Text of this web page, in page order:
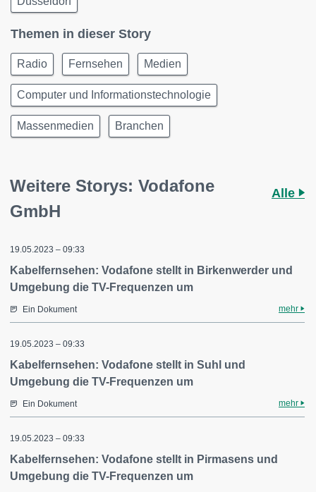
Themen in dieser Story
Radio Fernsehen Medien
Computer und Informationstechnologie
Massenmedien Branchen
Weitere Storys: Vodafone
GmbH
Alle
19.05.2023 – 09:33
Kabelfernsehen: Vodafone stellt in Birkenwerder und
Umgebung die TV-Frequenzen um
Ein Dokument mehr
19.05.2023 – 09:33
Kabelfernsehen: Vodafone stellt in Suhl und
Umgebung die TV-Frequenzen um
Ein Dokument mehr
19.05.2023 – 09:33
Kabelfernsehen: Vodafone stellt in Pirmasens und
Umgebung die TV-Frequenzen um